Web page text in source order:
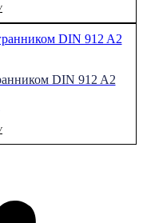
DIN 912 A2